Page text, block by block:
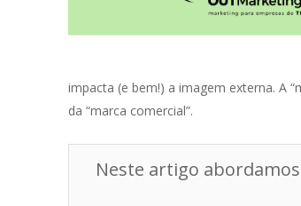
impacta (e bem!) a imagem externa. A
da “marca comercial”.
Neste artigo